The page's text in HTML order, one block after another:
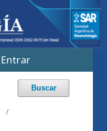
Entrar
Buscar
/